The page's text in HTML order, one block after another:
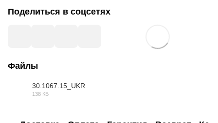
Поделиться в соцсетях
Файлы
30.1067.15_UKR
138 КБ